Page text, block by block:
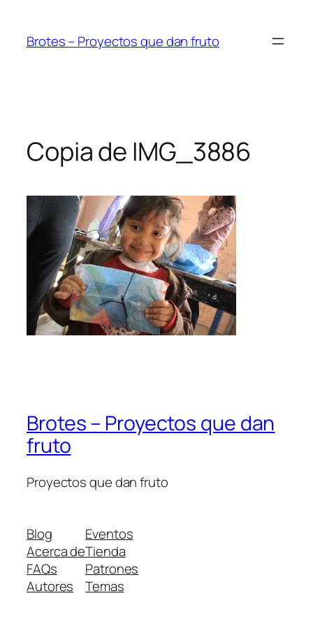
contenido
Brotes – Proyectos que dan fruto
Copia de IMG_3886
Brotes – Proyectos que dan
fruto
Proyectos que dan fruto
Blog
Acerca de
FAQs
Autores
Eventos
Tienda
Patrones
Temas